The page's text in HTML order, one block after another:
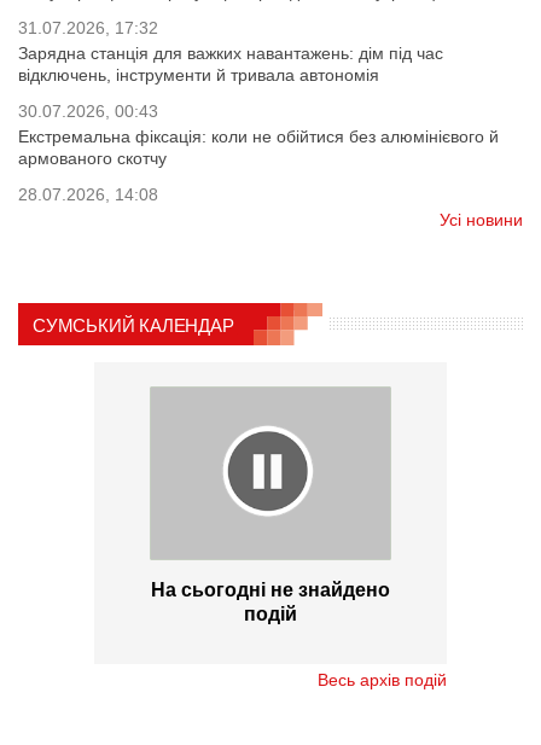
31.07.2026, 17:32
Зарядна станція для важких навантажень: дім під час
відключень, інструменти й тривала автономія
30.07.2026, 00:43
Екстремальна фіксація: коли не обійтися без алюмінієвого й
армованого скотчу
28.07.2026, 14:08
Усі новини
СУМСЬКИЙ КАЛЕНДАР
На сьогодні не знайдено
подій
Весь архів подій